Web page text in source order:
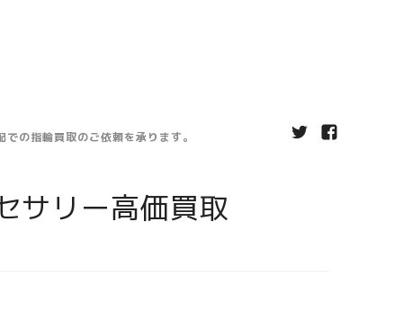
の指輪買取のご依頼を承ります。
サリー高価買取